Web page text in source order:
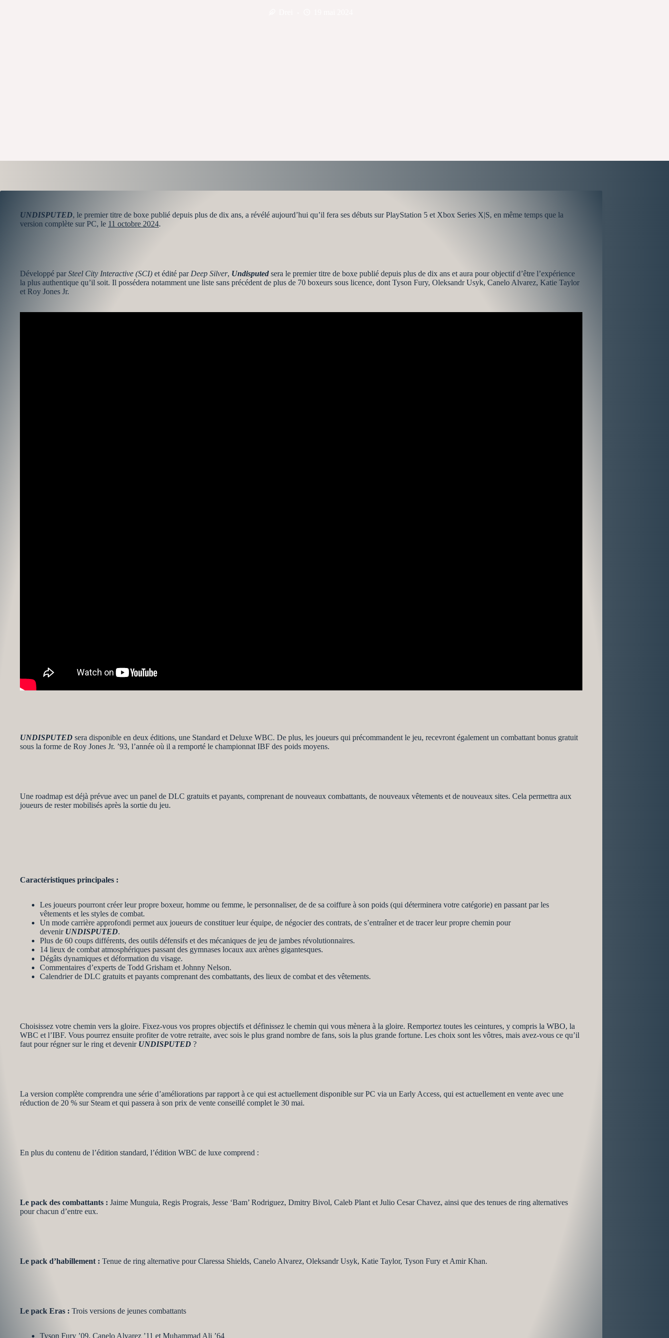
UNDISPUTED, le premier titre de boxe publié depuis plus de dix ans, a révélé aujourd’hui qu’il fera ses débuts sur PlayStation 5 et Xbox Series X|S, en même temps que la
version complète sur PC, le 11 octobre 2024.
Développé parSteel City Interactive (SCI) et édité par Deep Silver, Undisputed sera le premier titre de boxe publié depuis plus de dix ans et aura pour objectif d’être l’expérience
la plus authentique qu’il soit. Il possédera notamment une liste sans précédent de plus de 70 boxeurs sous licence, dont Tyson Fury, Oleksandr Usyk, Canelo Alvarez, Katie Taylor
et Roy Jones Jr.
UNDISPUTED sera disponible en deux éditions, une Standard et Deluxe WBC. De plus, les joueurs qui précommandent le jeu, recevront également un combattant bonus gratuit
sous la forme de Roy Jones Jr. ’93, l’année où il a remporté le championnat IBF des poids moyens.
Une roadmap est déjà prévue avec un panel de DLC gratuits et payants, comprenant de nouveaux combattants, de nouveaux vêtements et de nouveaux sites. Cela permettra aux
joueurs de rester mobilisés après la sortie du jeu.
Caractéristiques principales :
Les joueurs pourront créer leur propre boxeur, homme ou femme, le personnaliser, de de sa coiffure à son poids (qui déterminera votre catégorie) en passant par les
vêtements et les styles de combat.
Un mode carrière approfondi permet aux joueurs de constituer leur équipe, de négocier des contrats, de s’entraîner et de tracer leur propre chemin pour
devenir UNDISPUTED.
Plus de 60 coups différents, des outils défensifs et des mécaniques de jeu de jambes révolutionnaires.
14 lieux de combat atmosphériques passant des gymnases locaux aux arènes gigantesques.
Dégâts dynamiques et déformation du visage.
Commentaires d’experts de Todd Grisham et Johnny Nelson.
Calendrier de DLC gratuits et payants comprenant des combattants, des lieux de combat et des vêtements.
Choisissez votre chemin vers la gloire. Fixez-vous vos propres objectifs et définissez le chemin qui vous mènera à la gloire. Remportez toutes les ceintures, y compris la WBO, la
WBC et l’IBF. Vous pourrez ensuite profiter de votre retraite, avec sois le plus grand nombre de fans, sois la plus grande fortune. Les choix sont les vôtres, mais avez-vous ce qu’il
faut pour régner sur le ring et devenir UNDISPUTED ?
La version complète comprendra une série d’améliorations par rapport à ce qui est actuellement disponible sur PC via un Early Access, qui est actuellement en vente avec une
réduction de 20 % sur Steam et qui passera à son prix de vente conseillé complet le 30 mai.
En plus du contenu de l’édition standard, l’édition WBC de luxe comprend :
Le pack des combattants : Jaime Munguia, Regis Prograis, Jesse ‘Bam’ Rodriguez, Dmitry Bivol, Caleb Plant et Julio Cesar Chavez, ainsi que des tenues de ring alternatives
pour chacun d’entre eux.
Le pack d’habillement : Tenue de ring alternative pour Claressa Shields, Canelo Alvarez, Oleksandr Usyk, Katie Taylor, Tyson Fury et Amir Khan.
Le pack Eras : Trois versions de jeunes combattants
Tyson Fury ’09, Canelo Alvarez ’11 et Muhammad Ali ’64